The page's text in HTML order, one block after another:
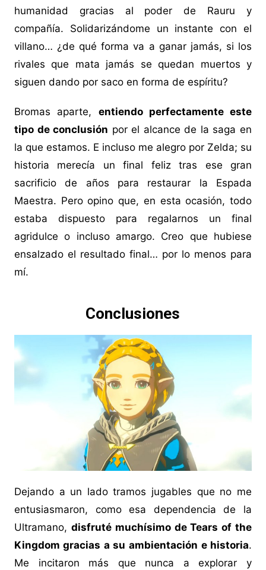
humanidad gracias al poder de Rauru y
compañía. Solidarizándome un instante con el
villano… ¿de qué forma va a ganar jamás, si los
rivales que mata jamás se quedan muertos y
siguen dando por saco en forma de espíritu?
Bromas aparte, entiendo perfectamente este
tipo de conclusión por el alcance de la saga en
la que estamos. E incluso me alegro por Zelda; su
historia merecía un final feliz tras ese gran
sacrificio de años para restaurar la Espada
Maestra. Pero opino que, en esta ocasión, todo
estaba dispuesto para regalarnos un final
agridulce o incluso amargo. Creo que hubiese
ensalzado el resultado final… por lo menos para
mí.
Conclusiones
Dejando a un lado tramos jugables que no me
entusiasmaron, como esa dependencia de la
Ultramano, disfruté muchísimo de Tears of the
Kingdom gracias a su ambientación e historia.
Me incitaron más que nunca a explorar y